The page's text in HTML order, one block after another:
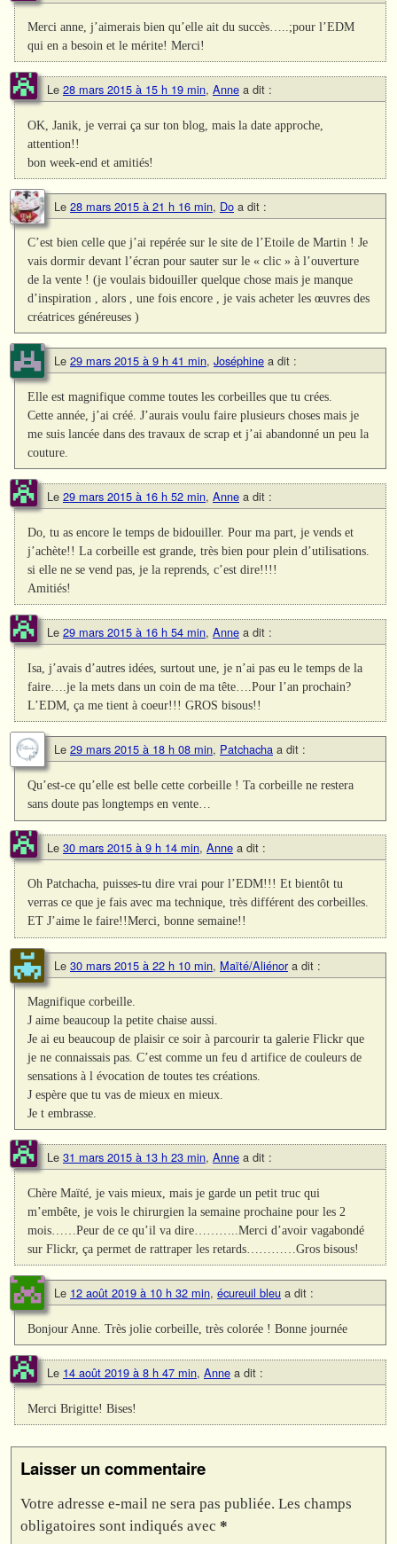
Merci anne, j’aimerais bien qu’elle ait du succès…..;pour l’EDM
qui en a besoin et le mérite! Merci!
Le 28 mars 2015 à 15 h 19 min, Anne a dit :
OK, Janik, je verrai ça sur ton blog, mais la date approche,
attention!!
bon week-end et amitiés!
Le 28 mars 2015 à 21 h 16 min, Do a dit :
C’est bien celle que j’ai repérée sur le site de l’Etoile de Martin ! Je
vais dormir devant l’écran pour sauter sur le « clic » à l’ouverture
de la vente ! (je voulais bidouiller quelque chose mais je manque
d’inspiration , alors , une fois encore , je vais acheter les œuvres des
créatrices généreuses )
Le 29 mars 2015 à 9 h 41 min, Joséphine a dit :
Elle est magnifique comme toutes les corbeilles que tu crées.
Cette année, j’ai créé. J’aurais voulu faire plusieurs choses mais je
me suis lancée dans des travaux de scrap et j’ai abandonné un peu la
couture.
Le 29 mars 2015 à 16 h 52 min, Anne a dit :
Do, tu as encore le temps de bidouiller. Pour ma part, je vends et
j’achète!! La corbeille est grande, très bien pour plein d’utilisations.
si elle ne se vend pas, je la reprends, c’est dire!!!!
Amitiés!
Le 29 mars 2015 à 16 h 54 min, Anne a dit :
Isa, j’avais d’autres idées, surtout une, je n’ai pas eu le temps de la
faire….je la mets dans un coin de ma tête….Pour l’an prochain?
L’EDM, ça me tient à coeur!!! GROS bisous!!
Le 29 mars 2015 à 18 h 08 min, Patchacha a dit :
Qu’est-ce qu’elle est belle cette corbeille ! Ta corbeille ne restera
sans doute pas longtemps en vente…
Le 30 mars 2015 à 9 h 14 min, Anne a dit :
Oh Patchacha, puisses-tu dire vrai pour l’EDM!!! Et bientôt tu
verras ce que je fais avec ma technique, très différent des corbeilles.
ET J’aime le faire!!Merci, bonne semaine!!
Le 30 mars 2015 à 22 h 10 min, Maïté/Aliénor a dit :
Magnifique corbeille.
J aime beaucoup la petite chaise aussi.
Je ai eu beaucoup de plaisir ce soir à parcourir ta galerie Flickr que
je ne connaissais pas. C’est comme un feu d artifice de couleurs de
sensations à l évocation de toutes tes créations.
J espère que tu vas de mieux en mieux.
Je t embrasse.
Le 31 mars 2015 à 13 h 23 min, Anne a dit :
Chère Maïté, je vais mieux, mais je garde un petit truc qui
m’embête, je vois le chirurgien la semaine prochaine pour les 2
mois……Peur de ce qu’il va dire………..Merci d’avoir vagabondé
sur Flickr, ça permet de rattraper les retards…………Gros bisous!
Le 12 août 2019 à 10 h 32 min, écureuil bleu a dit :
Bonjour Anne. Très jolie corbeille, très colorée ! Bonne journée
Le 14 août 2019 à 8 h 47 min, Anne a dit :
Merci Brigitte! Bises!
Laisser un commentaire
Votre adresse e-mail ne sera pas publiée. Les champs
obligatoires sont indiqués avec *